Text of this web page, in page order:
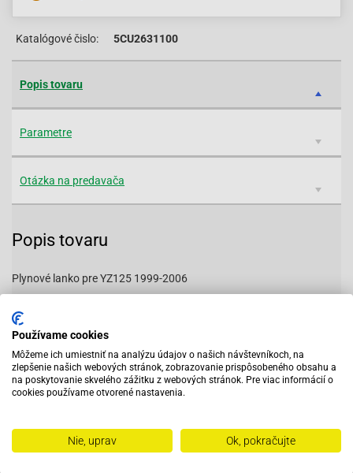
Katalógové čislo: 5CU2631100
Popis tovaru
Parametre
Otázka na predavača
Popis tovaru
Plynové lanko pre YZ125 1999-2006
5cu2631100
Vybavený servis s odborným vyškoleným personálom
Pri objednaní do 12:00 tovar zajtra u vás
Používame cookies
Môžeme ich umiestniť na analýzu údajov o našich návštevníkoch, na
zlepšenie našich webových stránok, zobrazovanie prispôsobeného obsahu a
na poskytovanie skvelého zážitku z webových stránok. Pre viac informácií o
cookies používame otvorené nastavenia.
Nie, uprav Ok, pokračujte